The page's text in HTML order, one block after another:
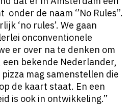
de naam ‘’No Rules’’.
‘no rules’. We gaan
onconventionele
er over na te denken om
een bekende Nederlander,
mag samenstellen die
de kaart staat. En een
is ook in ontwikkeling.’’